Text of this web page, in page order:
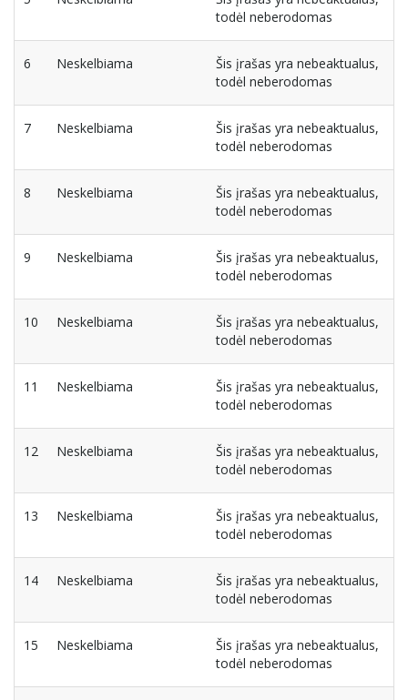
todėl neberodomas
6 Neskelbiama
Šis įrašas yra nebeaktualus,
todėl neberodomas
7 Neskelbiama
Šis įrašas yra nebeaktualus,
todėl neberodomas
8 Neskelbiama
Šis įrašas yra nebeaktualus,
todėl neberodomas
9 Neskelbiama
Šis įrašas yra nebeaktualus,
todėl neberodomas
10 Neskelbiama
Šis įrašas yra nebeaktualus,
todėl neberodomas
11 Neskelbiama
Šis įrašas yra nebeaktualus,
todėl neberodomas
12 Neskelbiama
Šis įrašas yra nebeaktualus,
todėl neberodomas
13 Neskelbiama
Šis įrašas yra nebeaktualus,
todėl neberodomas
14 Neskelbiama
Šis įrašas yra nebeaktualus,
todėl neberodomas
15 Neskelbiama
Šis įrašas yra nebeaktualus,
todėl neberodomas